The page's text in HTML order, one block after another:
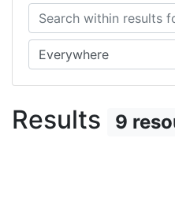
Search within results
Search in...
Results 9